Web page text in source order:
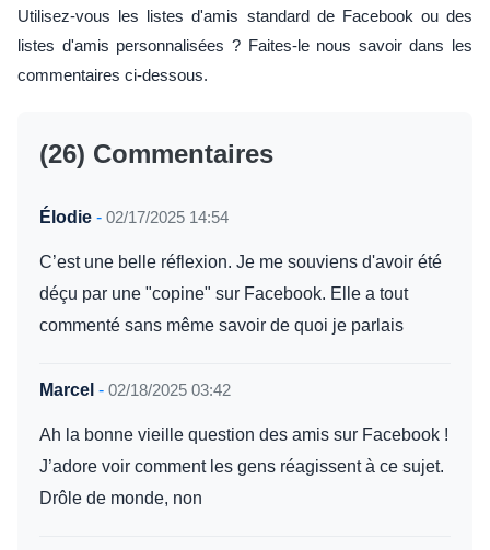
Utilisez-vous les listes d'amis standard de Facebook ou des
listes d'amis personnalisées ? Faites-le nous savoir dans les
commentaires ci-dessous.
(26) Commentaires
Élodie - 02/17/2025 14:54
C’est une belle réflexion. Je me souviens d'avoir été
déçu par une "copine" sur Facebook. Elle a tout
commenté sans même savoir de quoi je parlais
Marcel - 02/18/2025 03:42
Ah la bonne vieille question des amis sur Facebook !
J’adore voir comment les gens réagissent à ce sujet.
Drôle de monde, non